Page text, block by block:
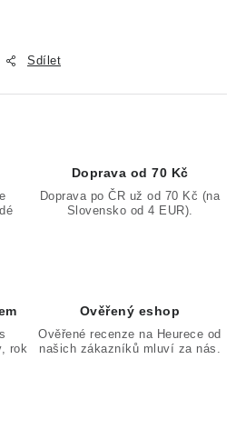
Sdílet
Doprava od 70 Kč
Doprava po ČR už od 70 Kč (na
Slovensko od 4 EUR).
rok
Ověřený eshop
Ověřené recenze na Heurece od
našich zákazníků mluví za nás.